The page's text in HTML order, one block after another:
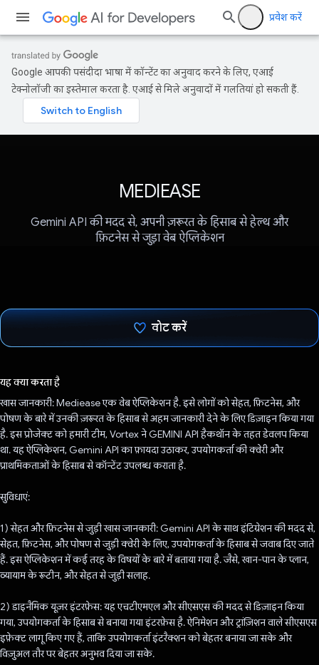
प्रवेश करें
Google आपकी पसंदीदा भाषा में कॉन्टेंट का अनुवाद करने के लिए, एआई
टेक्नोलॉजी का इस्तेमाल करता है. एआई से मिले अनुवादों में गलतियां हो सकती हैं.
MEDIEASE
Gemini API की मदद से, अपनी ज़रूरत के हिसाब से हेल्थ और
फ़िटनेस से जुड़ा वेब ऐप्लिकेशन
वोट करें
यह क्या करता है
खास जानकारी: Mediease एक वेब ऐप्लिकेशन है. इसे लोगों को सेहत, फ़िटनेस, और
पोषण के बारे में उनकी ज़रूरत के हिसाब से अहम जानकारी देने के लिए डिज़ाइन किया गया
है. इस प्रोजेक्ट को हमारी टीम, Vortex ने GEMINI API हैकथॉन के तहत डेवलप किया
था. यह ऐप्लिकेशन, Gemini API का फ़ायदा उठाकर, उपयोगकर्ता की क्वेरी और
प्राथमिकताओं के हिसाब से कॉन्टेंट उपलब्ध कराता है.
सुविधाएं:
1) सेहत और फ़िटनेस से जुड़ी खास जानकारी: Gemini API के साथ इंटिग्रेशन की मदद से,
सेहत, फ़िटनेस, और पोषण से जुड़ी क्वेरी के लिए, उपयोगकर्ता के हिसाब से जवाब दिए जाते
हैं. इस ऐप्लिकेशन में कई तरह के विषयों के बारे में बताया गया है. जैसे, खान-पान के प्लान,
व्यायाम के रूटीन, और सेहत से जुड़ी सलाह.
2) डाइनैमिक यूज़र इंटरफ़ेस: यह एचटीएमएल और सीएसएस की मदद से डिज़ाइन किया
गया, उपयोगकर्ता के हिसाब से बनाया गया इंटरफ़ेस है. ऐनिमेशन और ट्रांज़िशन वाले सीएसएस
इफ़ेक्ट लागू किए गए हैं, ताकि उपयोगकर्ता इंटरैक्शन को बेहतर बनाया जा सके और
विज़ुअल तौर पर बेहतर अनुभव दिया जा सके.